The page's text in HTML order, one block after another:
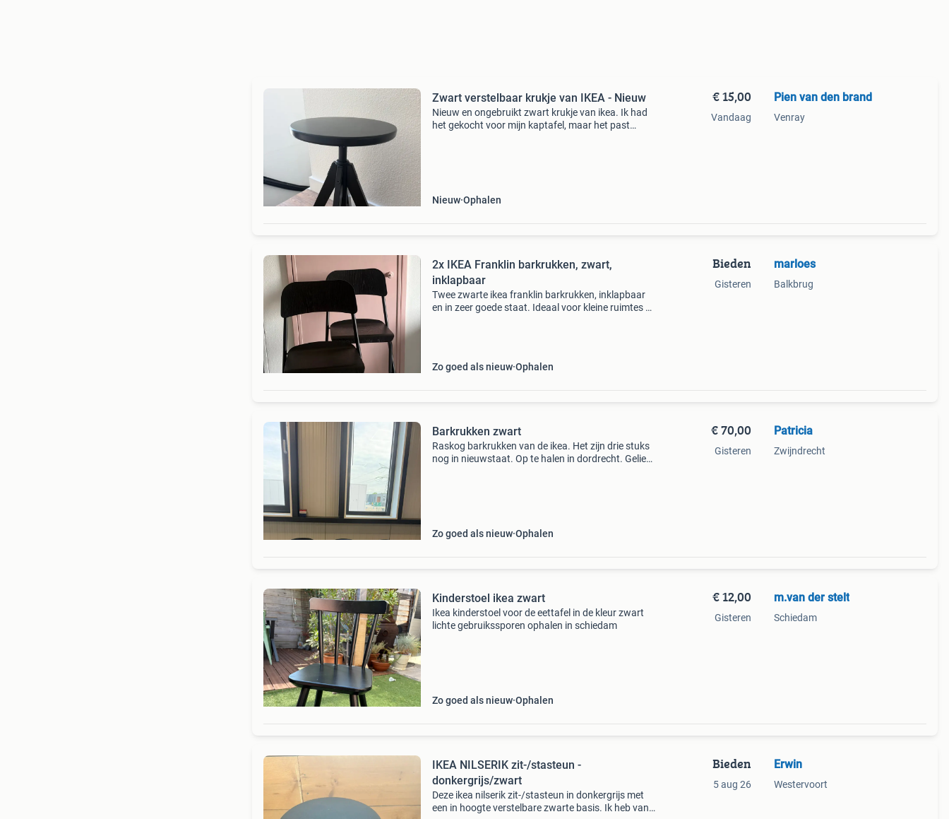
Zwart verstelbaar krukje van IKEA - Nieuw
Nieuw en ongebruikt zwart krukje van ikea. Ik had
het gekocht voor mijn kaptafel, maar het past
Nieuw Ophalen
€ 15,00
Vandaag
Pien van den brand
Venray
2x IKEA Franklin barkrukken, zwart,
inklapbaar
Twee zwarte ikea franklin barkrukken, inklapbaar
en in zeer goede staat. Ideaal voor kleine ruimtes of
Zo goed als nieuw Ophalen
Bieden
Gisteren
marloes
Balkbrug
Barkrukken zwart
Raskog barkrukken van de ikea. Het zijn drie stuks
nog in nieuwstaat. Op te halen in dordrecht. Gelieve
Zo goed als nieuw Ophalen
€ 70,00
Gisteren
Patricia
Zwijndrecht
Kinderstoel ikea zwart
Ikea kinderstoel voor de eettafel in de kleur zwart
lichte gebruikssporen ophalen in schiedam
Zo goed als nieuw Ophalen
€ 12,00
Gisteren
m.van der stelt
Schiedam
IKEA NILSERIK zit-/stasteun -
donkergrijs/zwart
Deze ikea nilserik zit-/stasteun in donkergrijs met
een in hoogte verstelbare zwarte basis. Ik heb van
Bieden
5 aug 26
Erwin
Westervoort